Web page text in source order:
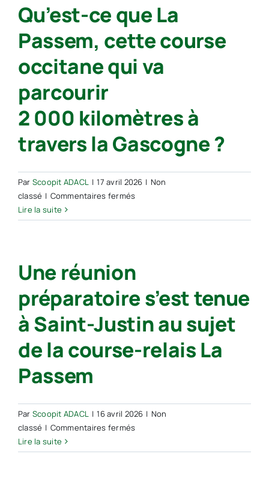
va
traverser
quatorze
communes,
de
Parleboscq
à
Labastide-
d’Armagnac
Qu’est-ce que La
Passem, cette course
occitane qui va
parcourir
2 000 kilomètres à
travers la Gascogne ?
Par Scoopit ADACL | 17 avril 2026 | Non
classé | Commentaires ferméssur
ce
cette
course
occitane
qui
va
parcourir
2 000 kilomètres
la
Gascogne ?
Lire la suite
Une réunion
préparatoire s’est tenue
à Saint-Justin au sujet
de la course-relais La
Passem
Par Scoopit ADACL | 16 avril 2026 | Non
classé | Commentaires ferméssur
réunion
Lire la suite